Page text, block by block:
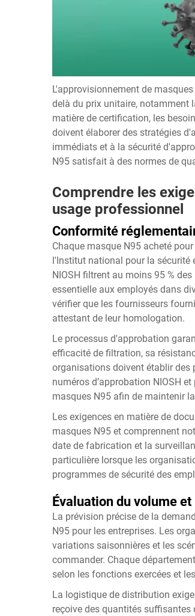
L'approvisionnement de
delà du prix unitaire, notamment
matière de certification, les
doivent élaborer des stratégies
immédiats et à la sécurité
N95 satisfait à des normes de
Comprendre les
usage professionnel
Conformité
Chaque masque N95 acheté
l'Institut national pour la sécurité
NIOSH filtrent au moins 95 %
essentielle aux employés dans
vérifier que les fournisseurs
attestant de leur homologation.
Le processus d'approbation
efficacité de filtration, sa
organisations doivent établir des
numéros d’approbation NIOSH
masques N95 afin de maintenir
Les exigences en matière de
masques N95 et comprennent
date de fabrication et la
particulière lorsque les
programmes de sécurité des
Évaluation du volume
La prévision précise de la
N95 pour les entreprises. Les
variations saisonnières et les
commander. Chaque
selon les fonctions exercées et
La logistique de distribution
reçoive des quantités